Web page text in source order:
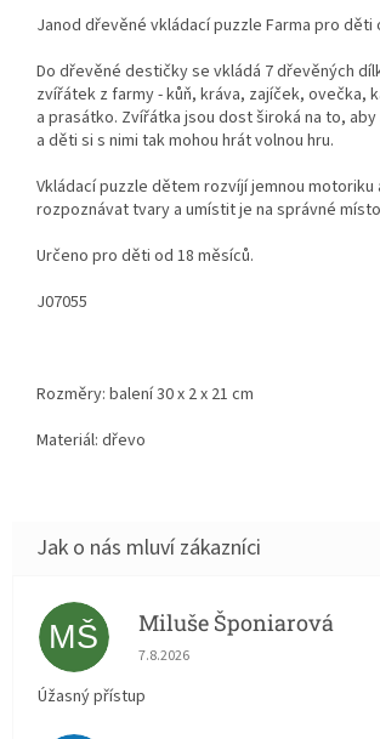
Janod dřevěné vkládací puzzle Farma pro děti
Do dřevěné destičky se vkládá 7 dřevěných
zvířátek z farmy - kůň, kráva, zajíček, ovečka,
a prasátko. Zvířátka jsou dost široká na to,
a děti si s nimi tak mohou hrát volnou hru.
Vkládací puzzle dětem rozvíjí jemnou
rozpoznávat tvary a umístit je na správné
Určeno pro děti od 18 měsíců.
J07055
Rozměry: balení 30 x 2 x 21 cm
Materiál: dřevo
MŠ Miluše Šponiarová
Hodnocení obchodu je 5 z 5
7.8.2026
Úžasný přístup